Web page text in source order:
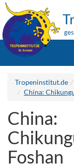
Tropeninstitut.de
China:
China:
Foshan